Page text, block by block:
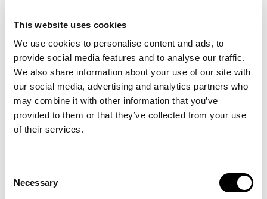
This website uses cookies
We use cookies to personalise content and ads, to
provide social media features and to analyse our traffic.
We also share information about your use of our site with
our social media, advertising and analytics partners who
may combine it with other information that you’ve
provided to them or that they’ve collected from your use
of their services.
Selection
Necessary
fungerar som ett komplement till våra kunders befintliga
processer. Att hitta det samspelet är det roliga och vi ger
oss inte förrän vi skapat lösningarna som ger maximal
trygghet och effektivitet för kunderna i deras dagliga
arbeten. Return on Investment (ROI) är självklart alltid i
centrum för CORE.
att möta dessa behov?
– Jag kan ge ett exempel i en av våra befintliga kunder,
ITAB Shop Concept. Här skapades förtroende genom att